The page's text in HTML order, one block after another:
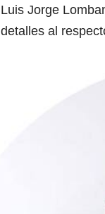
Luis Jorge
detalles al